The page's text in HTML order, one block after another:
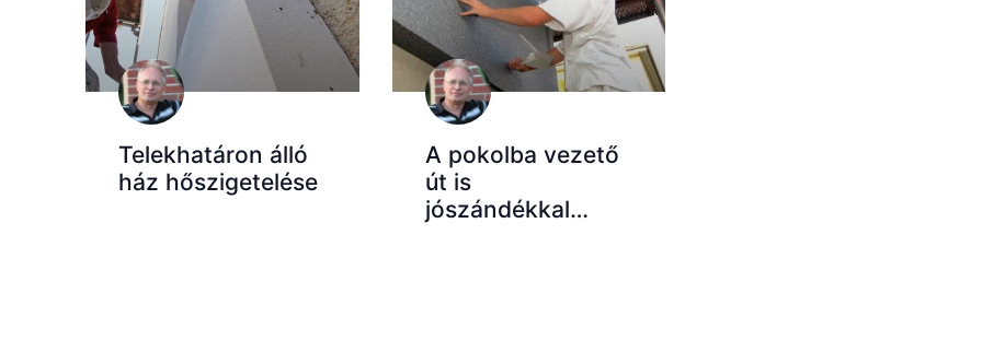
Telekhatáron álló
ház hőszigetelése
A pokolba vezető
út is
jószándékkal…